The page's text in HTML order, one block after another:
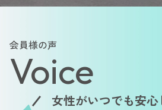
会員様の声
Voice
女性がいつでも安